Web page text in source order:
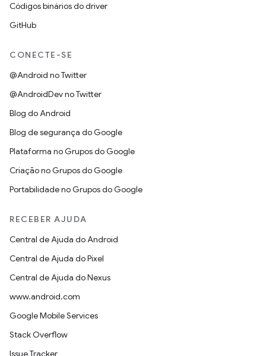
Códigos binários do driver
GitHub
CONECTE-SE
@Android no Twitter
@AndroidDev no Twitter
Blog do Android
Blog de segurança do Google
Plataforma no Grupos do Google
Criação no Grupos do Google
Portabilidade no Grupos do Google
RECEBER AJUDA
Central de Ajuda do Android
Central de Ajuda do Pixel
Central de Ajuda do Nexus
www.android.com
Google Mobile Services
Stack Overflow
Issue Tracker